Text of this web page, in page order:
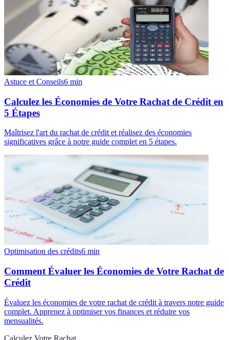
Astuce et Conseils6 min
Calculez les Économies de Votre Rachat de Crédit en
5 Étapes
Maîtrisez l'art du rachat de crédit et réalisez des économies
significatives grâce à notre guide complet en 5 étapes.
Optimisation des crédits6 min
Comment Évaluer les Économies de Votre Rachat de
Crédit
Évaluez les économies de votre rachat de crédit à travers notre guide
complet. Apprenez à optimiser vos finances et réduire vos
mensualités.
Calculez Votre Rachat